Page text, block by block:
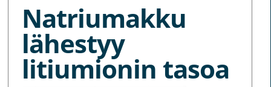
Natriumakku
lähestyy
litiumionin tasoa